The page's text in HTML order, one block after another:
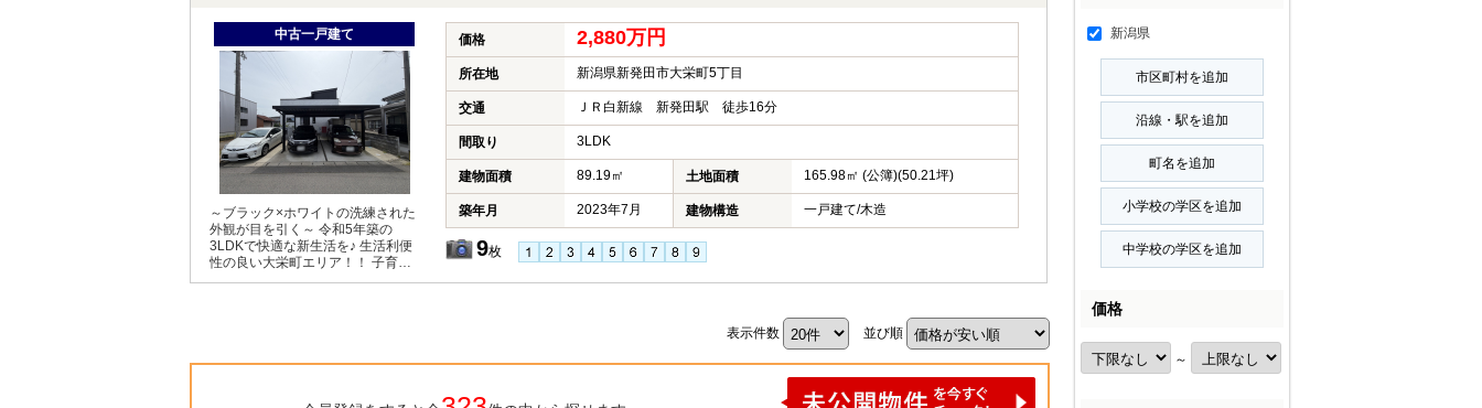
中古一戸建て
～ブラック×ホワイトの洗練された
外観が目を引く～ 令和5年築の
3LDKで快適な新生活を♪ 生活利便
性の良い大栄町エリア！！ 子育て
世帯にもおすすめです！！
価格 2,880万円
所在地 新潟県新発田市大栄町5丁目
交通 ＪＲ白新線 新発田駅 徒歩16分
間取り 3LDK
建物面積 89.19㎡ 土地面積 165.98㎡ (公簿)(50.21坪)
築年月 2023年7月 建物構造 一戸建て/木造
9枚
表示件数 並び順
新潟県
価格
～